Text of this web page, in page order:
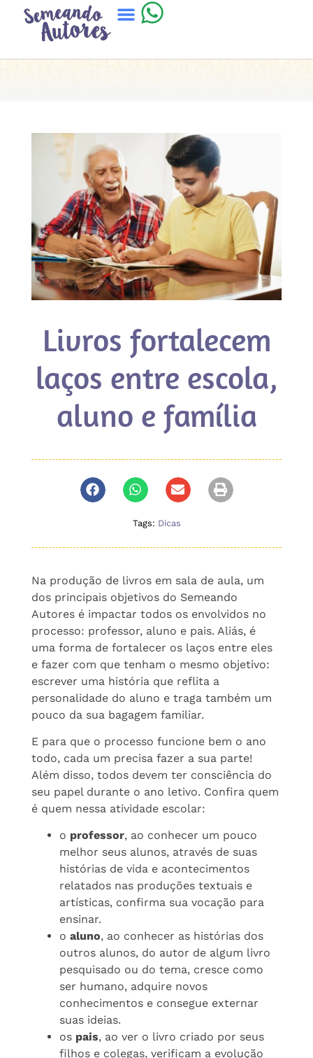
Livros fortalecem
laços entre escola,
aluno e família
Tags: Dicas
Na produção de livros em sala de aula, um
dos principais objetivos do Semeando
Autores é impactar todos os envolvidos no
processo: professor, aluno e pais. Aliás, é
uma forma de fortalecer os laços entre eles
e fazer com que tenham o mesmo objetivo:
escrever uma história que reflita a
personalidade do aluno e traga também um
pouco da sua bagagem familiar.
E para que o processo funcione bem o ano
todo, cada um precisa fazer a sua parte!
Além disso, todos devem ter consciência do
seu papel durante o ano letivo. Confira quem
é quem nessa atividade escolar:
o professor, ao conhecer um pouco
melhor seus alunos, através de suas
histórias de vida e acontecimentos
relatados nas produções textuais e
artísticas, confirma sua vocação para
ensinar.
o aluno, ao conhecer as histórias dos
outros alunos, do autor de algum livro
pesquisado ou do tema, cresce como
ser humano, adquire novos
conhecimentos e consegue externar
suas ideias.
os pais, ao ver o livro criado por seus
filhos e colegas, verificam a evolução